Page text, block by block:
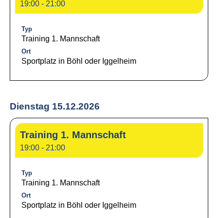
19:00 - 21:00
Typ
Training 1. Mannschaft
Ort
Sportplatz in Böhl oder Iggelheim
Dienstag 15.12.2026
Training 1. Mannschaft
19:00 - 21:00
Typ
Training 1. Mannschaft
Ort
Sportplatz in Böhl oder Iggelheim